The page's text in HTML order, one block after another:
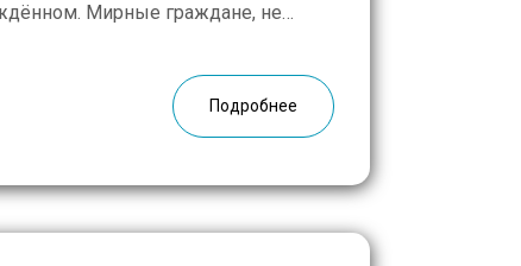
Мирные граждане, не
Подробнее